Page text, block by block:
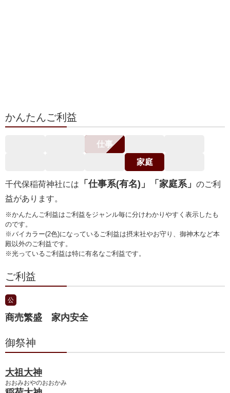
かんたんご利益
仕事
家庭
千代保稲荷神社には 「仕事系(有名)」「家庭系」 のご利
益があります。
※かんたんご利益はご利益をジャンル毎に分けわかりやすく表示したも
のです。
※バイカラー(2色)になっているご利益は摂末社やお守り、御神木など本
殿以外のご利益です。
※光っているご利益は特に有名なご利益です。
ご利益
公
商売繁盛 家内安全
御祭神
大祖大神
おおみおやのおおかみ